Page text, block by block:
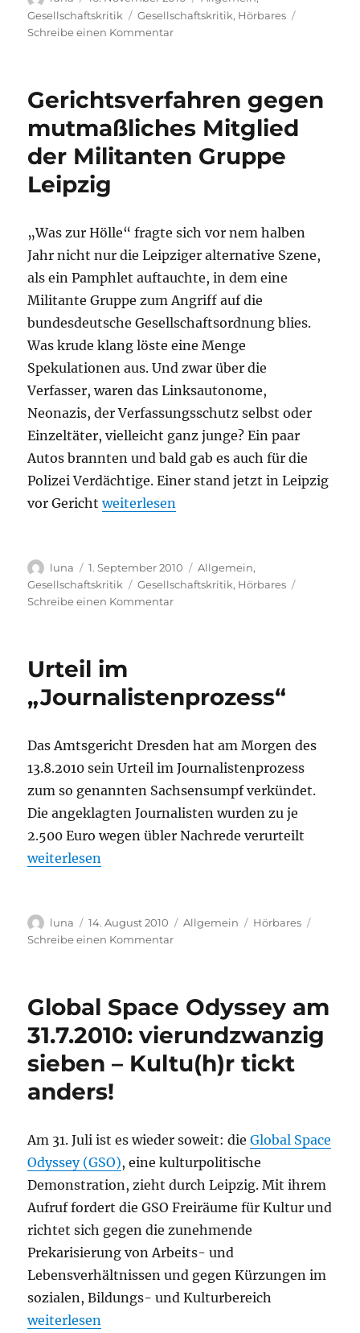
am
Gesellschaftskritik
Schlagwörter
Gesellschaftskritik, Hörbares
Schreibe einen Kommentarzu
Gerichtsverfahren gegen
mutmaßliches Mitglied
der Militanten Gruppe
Leipzig
„Was zur Hölle“ fragte sich vor nem halben
Jahr nicht nur die Leipziger alternative Szene,
als ein Pamphlet auftauchte, in dem eine
Militante Gruppe zum Angriff auf die
bundesdeutsche Gesellschaftsordnung blies.
Was krude klang löste eine Menge
Spekulationen aus. Und zwar über die
Verfasser, waren das Linksautonome,
Neonazis, der Verfassungsschutz selbst oder
Einzeltäter, vielleicht ganz junge? Ein paar
Autos brannten und bald gab es auch für die
Polizei Verdächtige. Einer stand jetzt in Leipzig
vor Gericht„Gerichtsverfahren gegen
weiterlesen
Autor
luna
Veröffentlicht
am
1. September 2010 Kategorien
Allgemein,
Gesellschaftskritik
Schlagwörter
Gesellschaftskritik, Hörbares
Schreibe einen Kommentarzu
Militanten
Urteil im
„Journalistenprozess“
Das Amtsgericht Dresden hat am Morgen des
13.8.2010 sein Urteil im Journalistenprozess
zum so genannten Sachsensumpf verkündet.
Die angeklagten Journalisten wurden zu je
2.500 Euro wegen übler Nachrede verurteilt
„Urteil im „Journalistenprozess““
weiterlesen
Autor
luna
Veröffentlicht
am
14. August 2010 Kategorien
Allgemein Schlagwörter
Hörbares
Schreibe einen Kommentarzu
Global Space Odyssey am
31.7.2010: vierundzwanzig
sieben – Kultu(h)r tickt
anders!
Am 31. Juli ist es wieder soweit: dieGlobal Space
Odyssey (GSO), eine kulturpolitische
Demonstration, zieht durch Leipzig. Mit ihrem
Aufruf fordert die GSO Freiräume für Kultur und
richtet sich gegen die zunehmende
Prekarisierung von Arbeits- und
Lebensverhältnissen und gegen Kürzungen im
sozialen, Bildungs- und Kulturbereich
„Global Space Odyssey am 31.7.2010:
weiterlesen